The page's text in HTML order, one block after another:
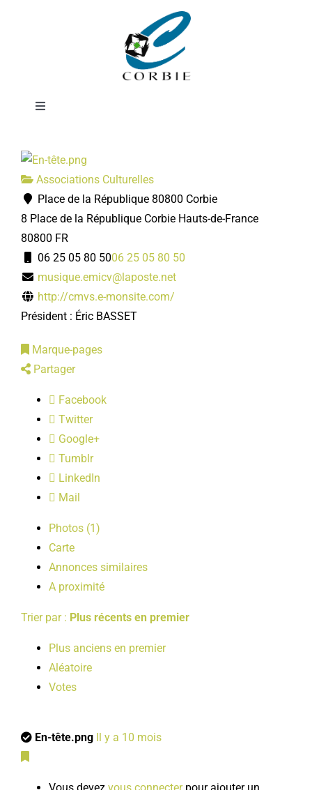
Toggle
SERVICES MUNICIPAUX
PRATIQUE
PUBLICATIONS
École de musique
du Val de Somme
Associations Culturelles
Place de la République 80800 Corbie
8 Place de la République Corbie Hauts-de-France
80800 FR
06 25 05 80 5006 25 05 80 50
musique.emicv@laposte.net
http://cmvs.e-monsite.com/
Président : Éric BASSET
Marque-pages
Partager
Facebook
Twitter
Google+
Tumblr
LinkedIn
Mail
Photos (1)
Carte
Annonces similaires
A proximité
Trier par : Plus récents en premier
Plus anciens en premier
Aléatoire
Votes
En-tête.png Il y a 10 mois